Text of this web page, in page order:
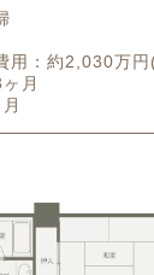
用：約2,030万
月